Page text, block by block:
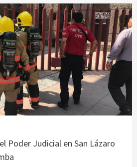
Poder Judicial en San Lázaro